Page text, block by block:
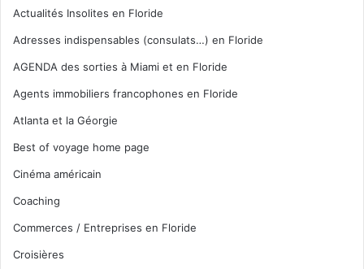
Actualités Insolites en Floride
Adresses indispensables (consulats…) en Floride
AGENDA des sorties à Miami et en Floride
Agents immobiliers francophones en Floride
Atlanta et la Géorgie
Best of voyage home page
Cinéma américain
Coaching
Commerces / Entreprises en Floride
Croisières